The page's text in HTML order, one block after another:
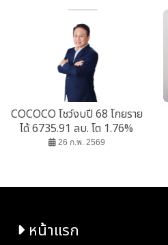
COCOCO โชว์งบปี 68 โกยราย
ได้ 6735.91 ลบ. โต 1.76%
26 ก.พ. 2569
หน้าแรก